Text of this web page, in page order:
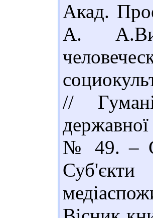
Акад.
А.
//
№ 49. –